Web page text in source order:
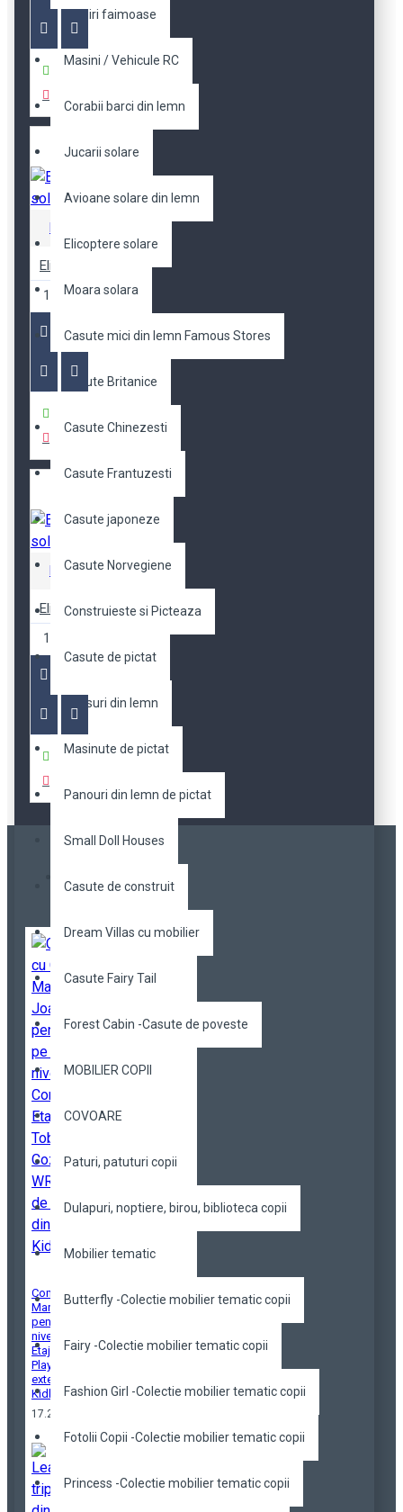
Cladiri faimoase
Masini / Vehicule RC
Corabii barci din lemn
Jucarii solare
Avioane solare din lemn
Elicoptere solare
Moara solara
Casute mici din lemn Famous Stores
Casute Britanice
Casute Chinezesti
Casute Frantuzesti
Casute japoneze
Casute Norvegiene
Construieste si Picteaza
Casute de pictat
Ceasuri din lemn
Masinute de pictat
Panouri din lemn de pictat
Small Doll Houses
Casute de construit
Dream Villas cu mobilier
Casute Fairy Tail
Forest Cabin -Casute de poveste
MOBILIER COPII
COVOARE
Paturi, patuturi copii
Dulapuri, noptiere, birou, biblioteca copii
Mobilier tematic
Butterfly -Colectie mobilier tematic copii
Fairy -Colectie mobilier tematic copii
Fashion Girl -Colectie mobilier tematic copii
Fotolii Copii -Colectie mobilier tematic copii
Princess -Colectie mobilier tematic copii
Cumpara
100,66 RON
Robotime
Elicopter solar P240S
100,66 RON
Cumpara
Most Viewed
Complex cu Casuta
Mare de Joaca
pentru copii pe 2
niveluri - Complex cu
Etaj si Tobogan Cozy
Play WRANGLER de
exterior din lemn -
Kidkraft
17.284,70 RON